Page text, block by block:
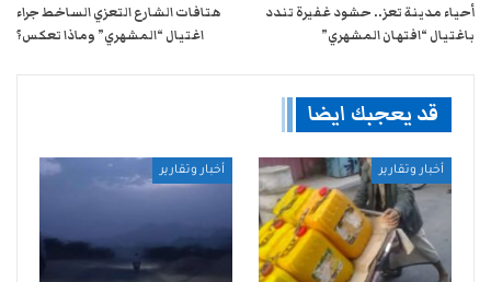
أحياء مدينة تعز.. حشود غفيرة تندد
باغتيال “افتهان المشهري”
هتافات الشارع التعزي الساخط جراء
اغتيال “المشهري” وماذا تعكس؟
قد يعجبك ايضا
أخبار وتقارير أخبار وتقارير